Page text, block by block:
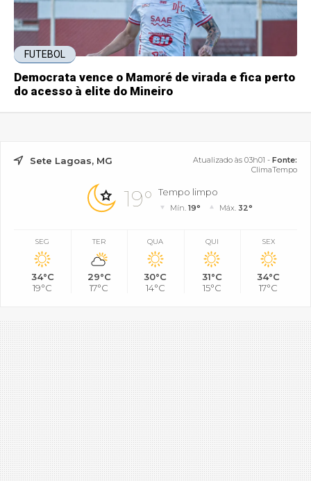
FUTEBOL
Democrata vence o Mamoré de virada e fica perto
do acesso à elite do Mineiro
Sete Lagoas, MG Atualizado às 03h01 - Fonte:
ClimaTempo
19° Tempo limpo
Mín.19° Máx. 32°
SEG
34°C
19°C
TER
29°C
17°C
QUA
30°C
14°C
QUI
31°C
15°C
SEX
34°C
17°C